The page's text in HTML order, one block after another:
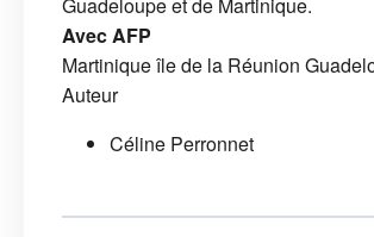
Guadeloupe et de Martinique.
Avec AFP
Martiniqueîle de la Réunion
Auteur
Céline Perronnet